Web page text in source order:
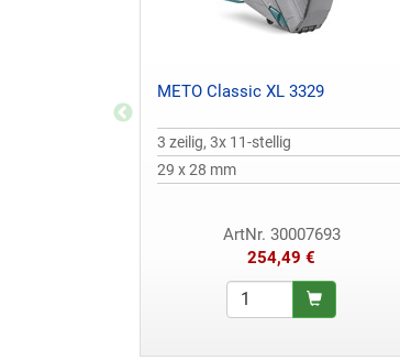
METO Classic XL 3329
3 zeilig, 3x 11-stellig
29 x 28 mm
ArtNr. 30007693
254,49 €